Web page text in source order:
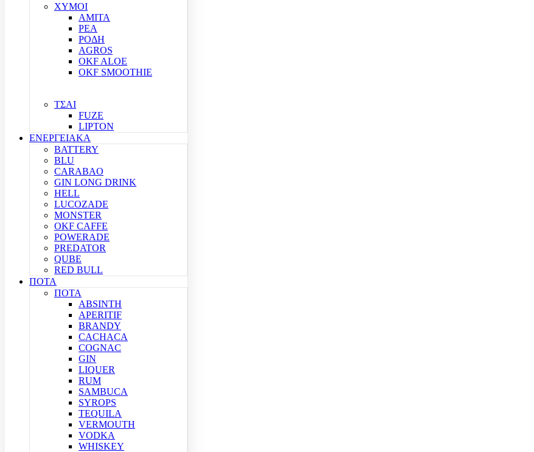
ΧΥΜΟΙ
ΑΜΙΤΑ
ΡΕΑ
ΡΟΔΗ
AGROS
OKF ALOE
OKF SMOOTHIE
ΤΣΑΙ
FUZE
LIPTON
ΕΝΕΡΓΕΙΑΚΑ
BATTERY
BLU
CARABAO
GIN LONG DRINK
HELL
LUCOZADE
MONSTER
OKF CAFFE
POWERADE
PREDATOR
QUBE
RED BULL
ΠΟΤΑ
ΠΟΤΑ
ABSINTH
APERITIF
BRANDY
CACHACA
COGNAC
GIN
LIQUER
RUM
SAMBUCA
SYROPS
TEQUILA
VERMOUTH
VODKA
WHISKEY